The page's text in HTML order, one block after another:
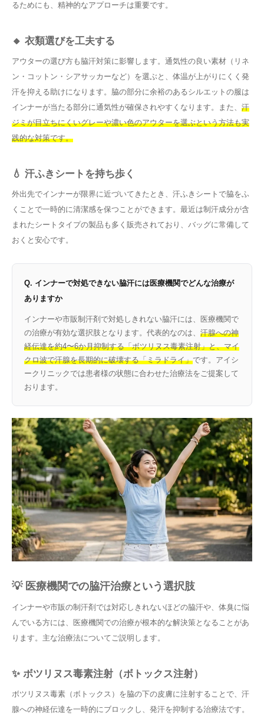
るためにも、精神的なアプローチは重要です。
🔸 衣類選びを工夫する
アウターの選び方も脇汗対策に影響します。通気性の良い素材（リネ
ン・コットン・シアサッカーなど）を選ぶと、体温が上がりにくく発
汗を抑える助けになります。脇の部分に余裕のあるシルエットの服は
インナーが当たる部分に通気性が確保されやすくなります。また、 汗
ジミが目立ちにくいグレーや濃い色のアウターを選ぶという方法も実
践的な対策です。
💧 汗ふきシートを持ち歩く
外出先でインナーが限界に近づいてきたとき、汗ふきシートで脇をふ
くことで一時的に清潔感を保つことができます。最近は制汗成分が含
まれたシートタイプの製品も多く販売されており、バッグに常備して
おくと安心です。
Q. インナーで対処できない脇汗には医療機関でどんな治療が
ありますか
インナーや市販制汗剤で対処しきれない脇汗には、医療機関で
の治療が有効な選択肢となります。代表的なのは、 汗腺への神
経伝達を約4〜6か月抑制する「ボツリヌス毒素注射」と、マイ
クロ波で汗腺を長期的に破壊する「ミラドライ」です。アイシ
ークリニックでは患者様の状態に合わせた治療法をご提案して
おります。
💡 医療機関での脇汗治療という選択肢
インナーや市販の制汗剤では対応しきれないほどの脇汗や、体臭に悩
んでいる方には、医療機関での治療が根本的な解決策となることがあ
ります。主な治療法についてご説明します。
✨ ボツリヌス毒素注射（ボトックス注射）
ボツリヌス毒素（ボトックス）を脇の下の皮膚に注射することで、汗
腺への神経伝達を一時的にブロックし、発汗を抑制する治療法です。